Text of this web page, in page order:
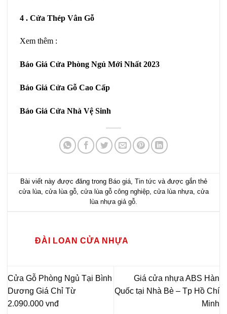
4 . Cửa Thép Vân Gỗ
Xem thêm :
Báo Giá Cửa Phòng Ngủ Mới Nhất 2023
Báo Giá Cửa Gỗ Cao Cấp
Báo Giá Cửa Nhà Vệ Sinh
Bài viết này được đăng trong Báo giá, Tin tức và được gắn thẻ
cửa lùa, cửa lùa gỗ, cửa lùa gỗ công nghiệp, cửa lùa nhựa, cửa
lùa nhựa giả gỗ.
ĐÀI LOAN CỬA NHỰA
Cửa Gỗ Phòng Ngủ Tại Bình
Dương Giá Chỉ Từ
2.090.000 vnđ
Giá cửa nhựa ABS Hàn
Quốc tại Nhà Bè – Tp Hồ Chí
Minh